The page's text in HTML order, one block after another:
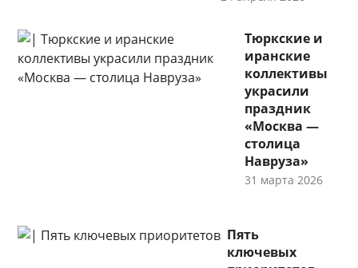
Тюркские и
иранские
коллективы
украсили
праздник
«Москва —
столица
Навруза»
31 марта 2026
Пять
ключевых